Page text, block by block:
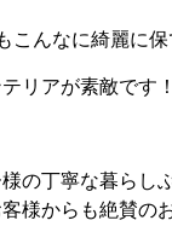
こんなに綺麗に保
リアが素敵です
の丁寧な暮らし
様からも絶賛の